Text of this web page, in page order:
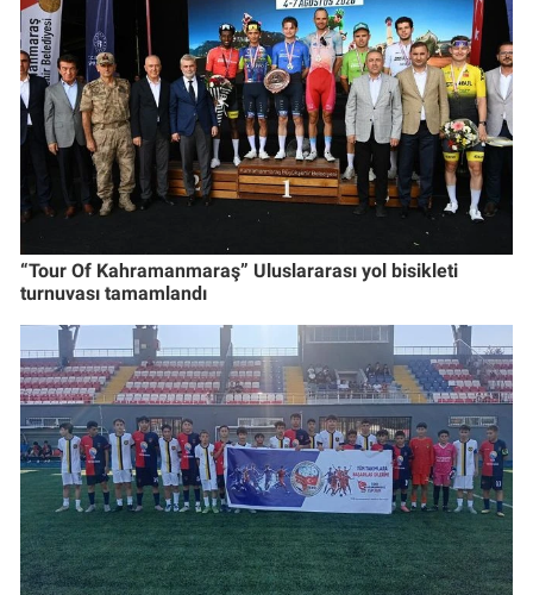
“Tour Of Kahramanmaraş” Uluslararası yol bisikleti
turnuvası tamamlandı